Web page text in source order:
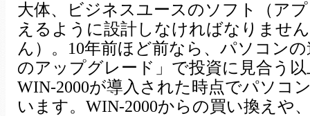
大体、ビジネスユースのソフト（ア
えるように設計しなければなりませ
ん）。10年前ほど前なら、パソコン
のアップグレード」で投資に見合う
WIN-2000が導入された時点でパソコ
います。WIN-2000からの買い換えや